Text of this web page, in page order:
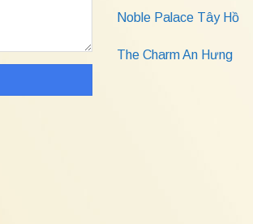
Noble Palace Tây Hồ
The Charm An Hưng